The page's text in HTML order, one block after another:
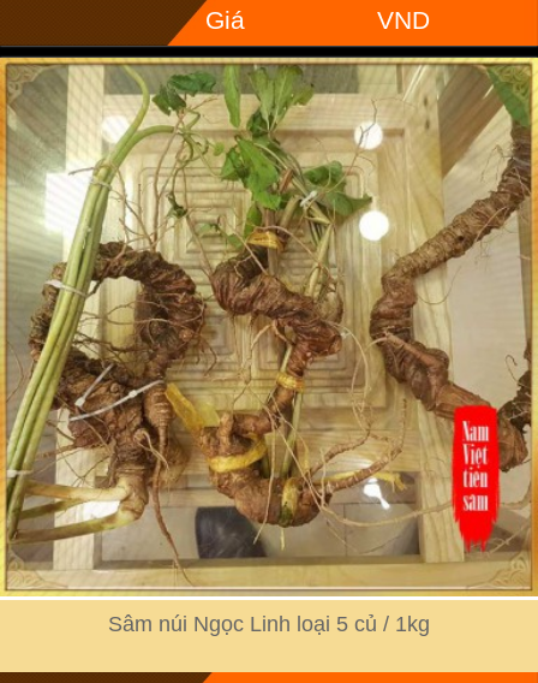
Giá VND
Sâm núi Ngọc Linh loại 5 củ / 1kg